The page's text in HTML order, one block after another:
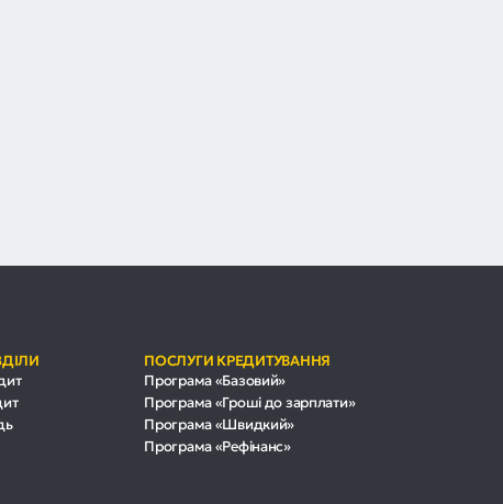
ПОСЛУГИ КРЕДИТУВАННЯ
Програма «Базовий»
Програма «Гроші до зарплати»
Програма «Швидкий»
Програма «Рефінанс»